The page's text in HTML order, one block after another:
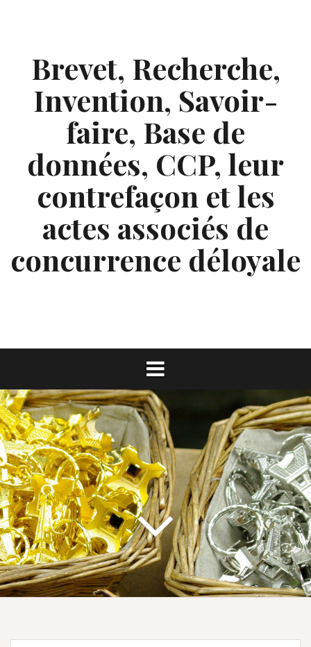
Brevet, Recherche,
Invention, Savoir-
faire, Base de
données, CCP, leur
contrefaçon et les
actes associés de
concurrence déloyale